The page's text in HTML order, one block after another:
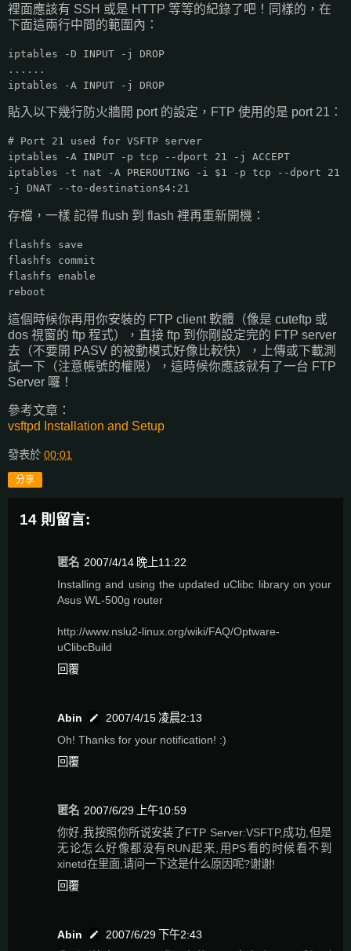
裡面應該有 SSH 或是 HTTP 等等的紀錄了吧！同樣的，在
下面這兩行中間的範圍內：
iptables -D INPUT -j DROP
......
iptables -A INPUT -j DROP
貼入以下幾行防火牆開 port 的設定，FTP 使用的是 port 21：
# Port 21 used for VSFTP server
iptables -A INPUT -p tcp --dport 21 -j ACCEPT
iptables -t nat -A PREROUTING -i $1 -p tcp --dport 21
-j DNAT --to-destination$4:21
存檔，一樣 記得 flush 到 flash 裡再重新開機：
flashfs save
flashfs commit
flashfs enable
reboot
這個時候你再用你安裝的 FTP client 軟體（像是 cuteftp 或
dos 視窗的 ftp 程式），直接 ftp 到你剛設定完的 FTP server
去（不要開 PASV 的被動模式好像比較快），上傳或下載測
試一下（注意帳號的權限），這時候你應該就有了一台 FTP
Server 囉！
參考文章：
vsftpd Installation and Setup
發表於 00:01
分享
14 則留言:
匿名 2007/4/14 晚上11:22
Installing and using the updated uClibc library on your
Asus WL-500g router
http://www.nslu2-linux.org/wiki/FAQ/Optware-
uClibcBuild
回覆
Abin
2007/4/15 凌晨2:13
Oh! Thanks for your notification! :)
回覆
匿名 2007/6/29 上午10:59
你好,我按照你所说安装了FTP Server:VSFTP,成功,但是
无论怎么好像都没有RUN起来,用PS看的时候看不到
xinetd在里面,请问一下这是什么原因呢?谢谢!
回覆
Abin
2007/6/29 下午2:43